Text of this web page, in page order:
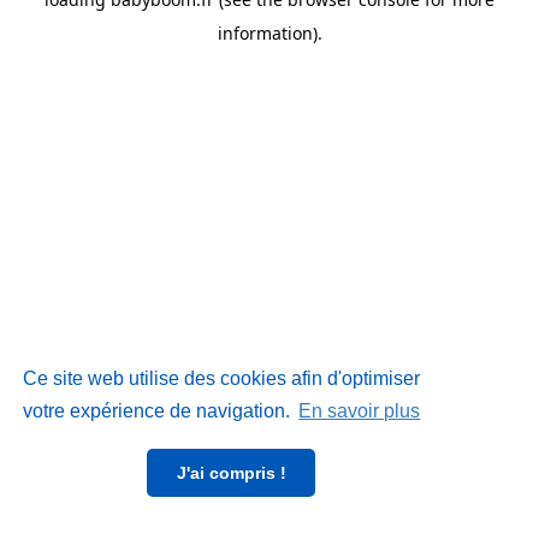
Ce site web utilise des cookies afin d'optimiser
votre expérience de navigation. En savoir plus
J'ai compris !
information).